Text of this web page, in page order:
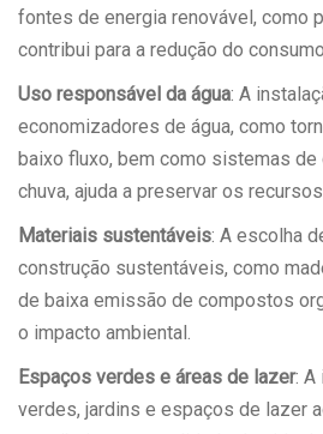
fontes de energia renovável, como
contribui para a redução do
Uso responsável da água: A
economizadores de água, como
baixo fluxo, bem como sistemas de
chuva, ajuda a preservar os
Materiais sustentáveis: A escolha
construção sustentáveis, como
de baixa emissão de compostos
o impacto ambiental.
Espaços verdes e áreas de lazer: A
verdes, jardins e espaços de lazer